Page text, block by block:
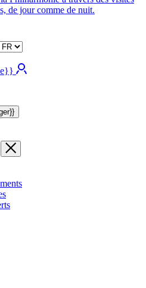
de jour comme de nuit.